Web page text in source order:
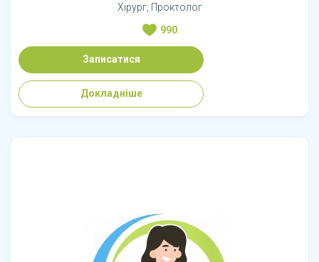
Хірург, Проктолог
990
Записатися
Докладніше